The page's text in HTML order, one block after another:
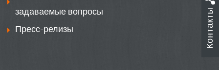
задаваемые вопросы
Пресс-релизы
Контакты